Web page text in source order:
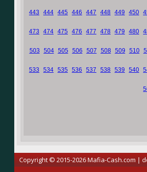
443 444 445 446 447 448 449 450
473 474 475 476 477 478 479 480
503 504 505 506 507 508 509 510
533 534 535 536 537 538 539 540
Copyright © 2015-2026 Mafia-Cash.com |